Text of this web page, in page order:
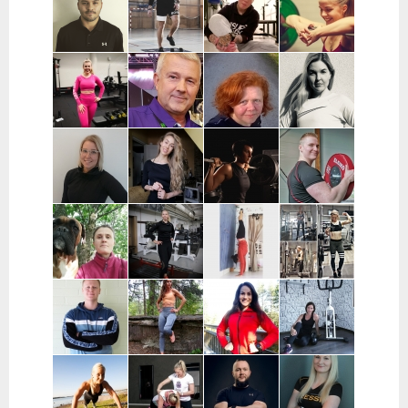
Kärkölä,
Hollola, Lahti,
Lammi
| Varsinais-
Suomi, Turku
| Lohja
| Pohjois-
Pohjanmaa
Joni Vuopio |
Pääkaupunkiseutu
Luukas Tukia |
Helsinki
Heli Toro |
Riihimäki,
Hyvinkää,
Hausjärvi,
Loppi,
Janakkala
Tanja Juntunen |
Päijät-Häme ja
Pääkaupunkiseutu
Charlotta
Grönberg |
Pääkaupunkiseutu
Stefan
Westerback |
Pääkaupunkiseutu
Eeva Nuutinen |
Pääkaupunkiseutu
ja Muu Suomi
Routa
Training |
Helsinki ja
Espoo
Jenni Sukko |
Oulu
Elina Lepistö |
Pirkanmaa
Heidi Soikkeli
| Tampere
Jani Lehtilä |
Turku ja etä
Kati Raittinen
| Turku, Raisio,
Mynämäki,
Masku,
Nousiainen
Jenna Hakala
| Turku ja
Varsinais-
Suomi
Leinimaa |
Hyvinkää,
Hausjärvi,
Riihimäki
Christin
Moritz |
Helsinki,
Espoo ja
Vantaa
Samuli
Huttunen |
Porvoo ja
Janette
Latva-
Valkama |
Sofia Kuisti-
Rannanjärvi |
Seinäjoki ja
Jenni Harala |
Keski-Uusimaa ja
Pääkaupunkiseutu